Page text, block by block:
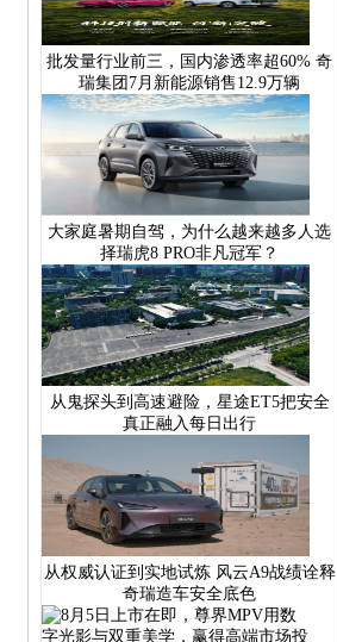
批发量行业前三，国内渗透率超60% 奇
瑞集团7月新能源销售12.9万辆
大家庭暑期自驾，为什么越来越多人选
择瑞虎8 PRO非凡冠军？
从鬼探头到高速避险，星途ET5把安全
真正融入每日出行
从权威认证到实地试炼 风云A9战绩诠释
奇瑞造车安全底色